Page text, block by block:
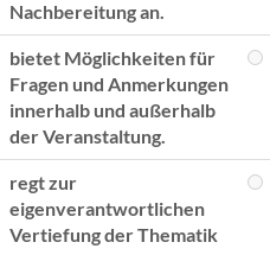
Nachbereitung an.
bietet Möglichkeiten für
Fragen und Anmerkungen
innerhalb und außerhalb
der Veranstaltung.
regt zur
eigenverantwortlichen
Vertiefung der Thematik